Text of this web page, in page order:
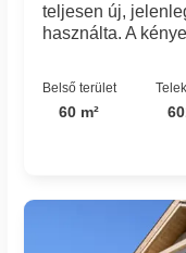
teljesen új,
használta. A
Belső terület
60 m²